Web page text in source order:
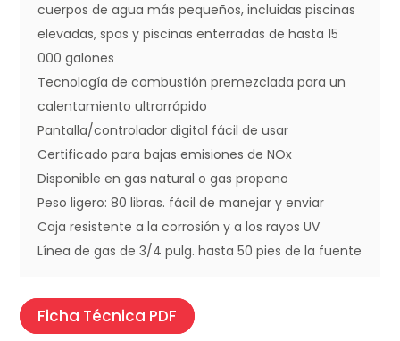
cuerpos de agua más pequeños, incluidas piscinas
elevadas, spas y piscinas enterradas de hasta 15
000 galones
Tecnología de combustión premezclada para un
calentamiento ultrarrápido
Pantalla/controlador digital fácil de usar
Certificado para bajas emisiones de NOx
Disponible en gas natural o gas propano
Peso ligero: 80 libras. fácil de manejar y enviar
Caja resistente a la corrosión y a los rayos UV
Línea de gas de 3/4 pulg. hasta 50 pies de la fuente
Ficha Técnica PDF